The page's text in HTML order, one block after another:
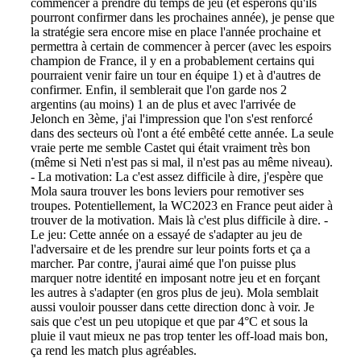
pourront confirmer dans les prochaines année), je pense que
la stratégie sera encore mise en place l'année prochaine et
permettra à certain de commencer à percer (avec les espoirs
champion de France, il y en a probablement certains qui
pourraient venir faire un tour en équipe 1) et à d'autres de
confirmer. Enfin, il semblerait que l'on garde nos 2
argentins (au moins) 1 an de plus et avec l'arrivée de
Jelonch en 3ème, j'ai l'impression que l'on s'est renforcé
dans des secteurs où l'ont a été embêté cette année. La seule
vraie perte me semble Castet qui était vraiment très bon
(même si Neti n'est pas si mal, il n'est pas au même niveau).
- La motivation: La c'est assez difficile à dire, j'espère que
Mola saura trouver les bons leviers pour remotiver ses
troupes. Potentiellement, la WC2023 en France peut aider à
trouver de la motivation. Mais là c'est plus difficile à dire. -
Le jeu: Cette année on a essayé de s'adapter au jeu de
l'adversaire et de les prendre sur leur points forts et ça a
marcher. Par contre, j'aurai aimé que l'on puisse plus
marquer notre identité en imposant notre jeu et en forçant
les autres à s'adapter (en gros plus de jeu). Mola semblait
aussi vouloir pousser dans cette direction donc à voir. Je
sais que c'est un peu utopique et que par 4°C et sous la
pluie il vaut mieux ne pas trop tenter les off-load mais bon,
ça rend les match plus agréables.